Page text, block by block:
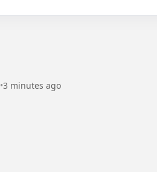
•3 minutes ago